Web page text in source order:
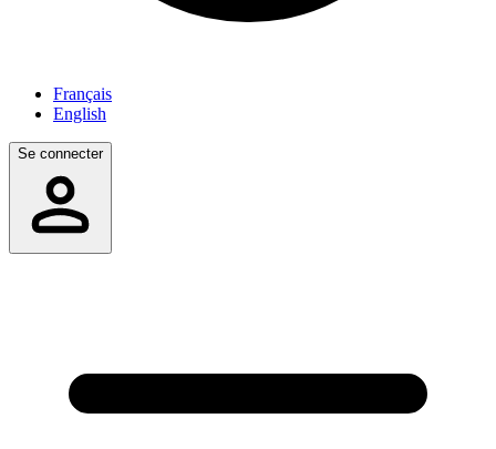
Français
English
Se connecter